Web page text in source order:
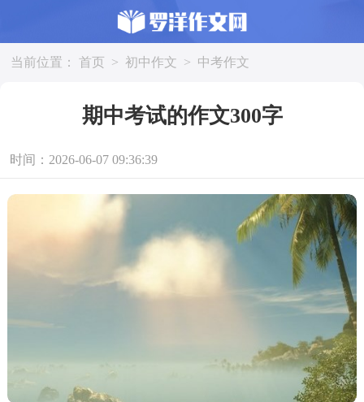
当前位置： 首页 > 初中作文 > 中考作文
期中考试的作文300字
时间：2026-06-07 09:36:39